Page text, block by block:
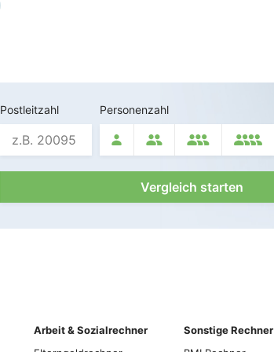
Postleitzahl Personenzahl
Vergleich starten
Arbeit & Sozialrechner
Sonstige Rechner